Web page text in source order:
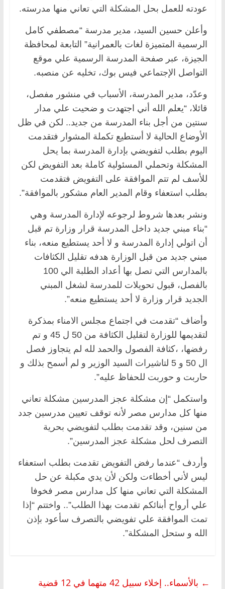
عودته للعمل بحل المشكلة التي تعاني منها مدرسته.
وأعلن حسين السيد، مدير مدرسة “مصطفي كامل
الرسمية المتميزة لغات بالعمرانية” التابعة لمحافظة
الجيزة، عبر صفحة المدرسة الرسمية علي موقع
التواصل الإجتماعي فيس بوك، تخليه عن منصبه.
وعدّد، مدير المدرسة، الأسباب في منشور مفصل،
قائلا، “يعلم الله أني اجتهدت و ضحيت علي مدار
سنتين من أجل بناء المدرسة من جديد.. لكن في ظل
الأوضاع الحالية لا أستطيع تكملة المشوار فتقدمت
اليوم بطلب لتفويضي بإدارة المدرسة بما يحل
المشكلة وتحملي المسئولية كاملة بعد التفويض لكن
للأسف لم تتم الموافقة على التفويض فتقدمت
بطلب استعفاء وقام المدير العام مشكور بالموافقة”.
ونشر بعدها شروط لرجوعه لإدارة المدرسة وهي
“بناء مبني جديد داخل المدرسة قرار وزارة تم قبل
أن اتولي إدارة المدرسة و لا أحد يستطيع منعه، بناء
مبني جديد من قبل الوزارة هدفه تقليل الكثافات
بالمدارس التي تصل بها أعداد الطلبة الي 100
بالفصل، قبول تحويلات للمدرسة لشغل المبني
الجديد قرار وزارة لا أحد يستطيع منعه”.
وأضاف “تقدمت في اجتماع مجلس الامناء بمذكرة
لتقديمها للوزارة لتقليل الكثافة من 50 ل 45 و تم
رفضها، ،كثافة الفصول والحمد لله لم يتجاوز فصل
ال 50 و 5 لتاشيرات السيد الوزير و لم أسمح بذلك و
حاربت و حوربت للحفاظ عليه”.
واستكمل “إن مشكلة عجز المدرسين مشكلة تعاني
منها كل مدارس مصر لأنه توقف تعيين مدرسين جدد
من سنين، وقد تقدمت بطلب لتفويضي بحرية
التصرف لحل مشكلة عجز المدرسين”.
وأردف “عندما رفض التفويض تقدمت بطلب استعفاء
ليس لأني أخطاءت ولكن لأن يدي مكبلة عن حل
المشكلة التي تعاني منها كل مدارس مصر فخوفا
علي أرواح أبنائكم تقدمت بهذا الطلب”.. واختتم “إذا
تمت الموافقة علي تفويضي بالتصرف سأعود بإذن
الله و ستحل المشكلة”.
←
بالأسماء.. إخلاء سبيل 42 متهما في 12 قضية